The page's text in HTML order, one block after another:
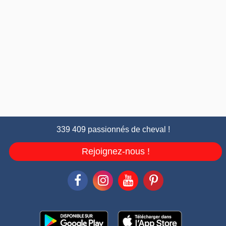
339 409 passionnés de cheval !
Rejoignez-nous !